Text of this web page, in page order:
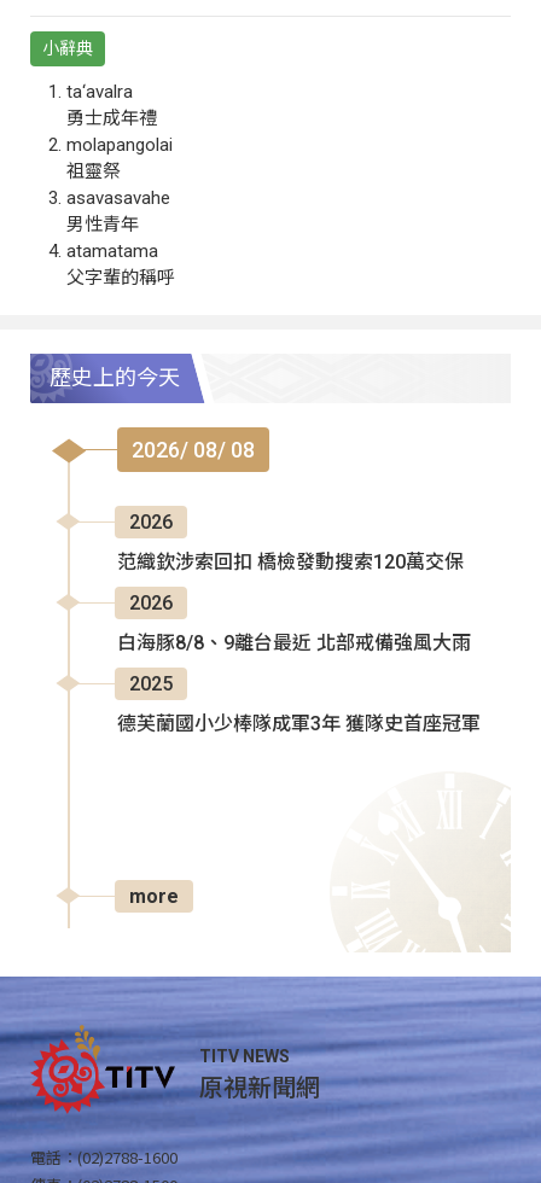
小辭典
ta‘avalra
勇士成年禮
molapangolai
祖靈祭
asavasavahe
男性青年
atamatama
父字輩的稱呼
歷史上的今天
2026/ 08/ 08
2026
范織欽涉索回扣 橋檢發動搜索120萬交保
2026
白海豚8/8、9離台最近 北部戒備強風大雨
2025
德芙蘭國小少棒隊成軍3年 獲隊史首座冠軍
more
TITV NEWS
原視新聞網
電話：(02)2788-1600